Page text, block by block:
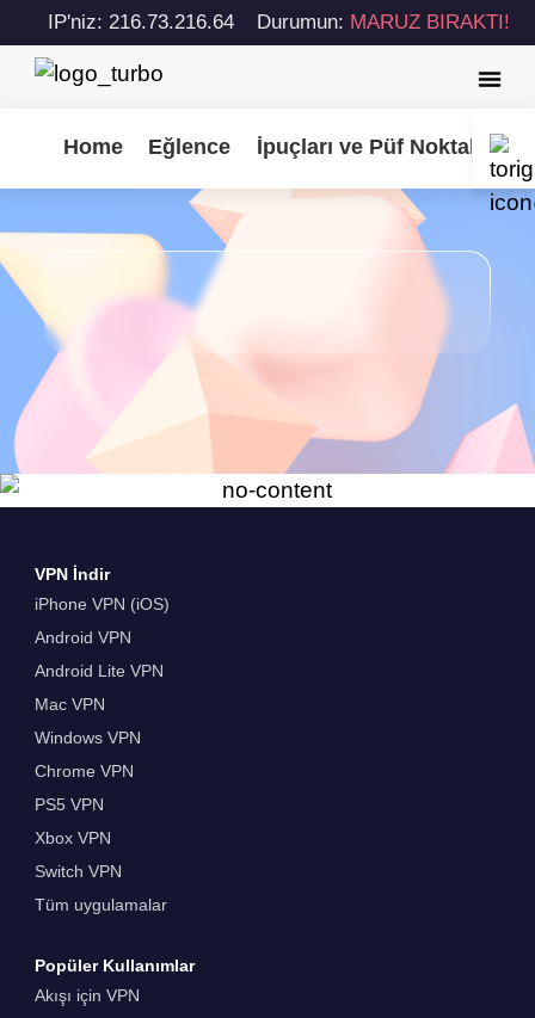
IP'niz: 216.73.216.64 Durumun: MARUZ BIRAKTI!
Home Eğlence İpuçları ve Püf Noktaları
VPN İndir
iPhone VPN (iOS)
Android VPN
Android Lite VPN
Mac VPN
Windows VPN
Chrome VPN
PS5 VPN
Xbox VPN
Switch VPN
Tüm uygulamalar
Popüler Kullanımlar
Akışı için VPN